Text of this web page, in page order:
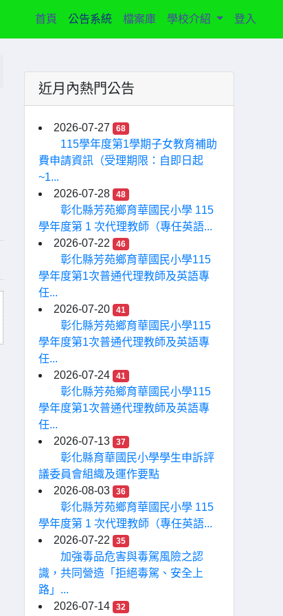
首頁 (current)
公告系統 檔案庫 學校介紹 登入
近月內熱門公告
2026-07-27 68
115學年度第1學期子女教育補助
費申請資訊（受理期限：自即日起
~1...
2026-07-28
48
彰化縣芳苑鄉育華國民小學 115
學年度第 1 次代理教師（專任英語...
2026-07-22
46
彰化縣芳苑鄉育華國民小學115
學年度第1次普通代理教師及英語專
任...
2026-07-20
41
彰化縣芳苑鄉育華國民小學115
學年度第1次普通代理教師及英語專
任...
2026-07-24
41
彰化縣芳苑鄉育華國民小學115
學年度第1次普通代理教師及英語專
任...
2026-07-13
37
彰化縣育華國民小學學生申訴評
議委員會組織及運作要點
2026-08-03
36
彰化縣芳苑鄉育華國民小學 115
學年度第 1 次代理教師（專任英語...
2026-07-22
35
加強毒品危害與毒駕風險之認
識，共同營造「拒絕毒駕、安全上
路」...
2026-07-14
32